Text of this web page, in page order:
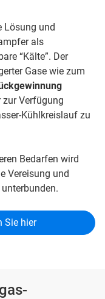
Lösung und
als
“Kälte”. Der
Gase wie zum
Verfügung
Kühlkreislauf zu
Bedarfen wird
Vereisung und
Sie hier